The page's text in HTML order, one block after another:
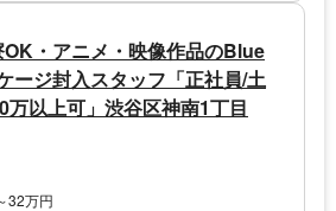
OK・アニメ・映像作品のBlue
ージ封入スタッフ「正社員/土
万以上可」渋谷区神南1丁目
32万円